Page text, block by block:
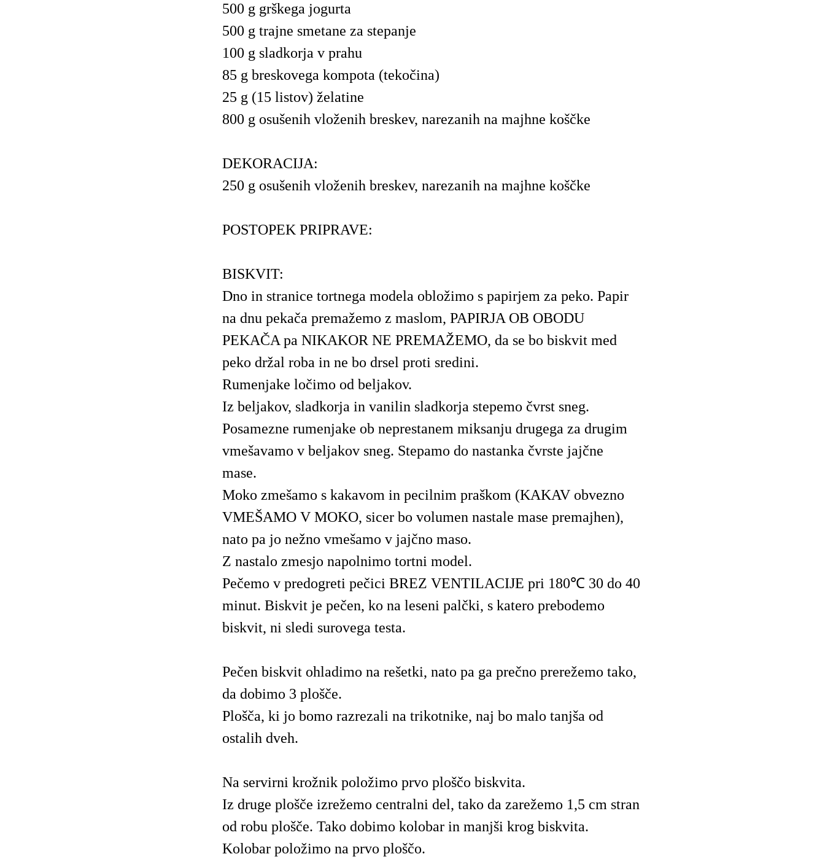
500 g grškega jogurta
500 g trajne smetane za stepanje
100 g sladkorja v prahu
85 g breskovega kompota (tekočina)
25 g (15 listov) želatine
800 g osušenih vloženih breskev, narezanih na majhne koščke
DEKORACIJA:
250 g osušenih vloženih breskev, narezanih na majhne koščke
POSTOPEK PRIPRAVE:
BISKVIT:
Dno in stranice tortnega modela obložimo s papirjem za peko. Papir
na dnu pekača premažemo z maslom, PAPIRJA OB OBODU
PEKAČA pa NIKAKOR NE PREMAŽEMO, da se bo biskvit med
peko držal roba in ne bo drsel proti sredini.
Rumenjake ločimo od beljakov.
Iz beljakov, sladkorja in vanilin sladkorja stepemo čvrst sneg.
Posamezne rumenjake ob neprestanem miksanju drugega za drugim
vmešavamo v beljakov sneg. Stepamo do nastanka čvrste jajčne
mase.
Moko zmešamo s kakavom in pecilnim praškom (KAKAV obvezno
VMEŠAMO V MOKO, sicer bo volumen nastale mase premajhen),
nato pa jo nežno vmešamo v jajčno maso.
Z nastalo zmesjo napolnimo tortni model.
Pečemo v predogreti pečici BREZ VENTILACIJE pri 180℃ 30 do 40
minut. Biskvit je pečen, ko na leseni palčki, s katero prebodemo
biskvit, ni sledi surovega testa.
Pečen biskvit ohladimo na rešetki, nato pa ga prečno prerežemo tako,
da dobimo 3 plošče.
Plošča, ki jo bomo razrezali na trikotnike, naj bo malo tanjša od
ostalih dveh.
Na servirni krožnik položimo prvo ploščo biskvita.
Iz druge plošče izrežemo centralni del, tako da zarežemo 1,5 cm stran
od robu plošče. Tako dobimo kolobar in manjši krog biskvita.
Kolobar položimo na prvo ploščo.